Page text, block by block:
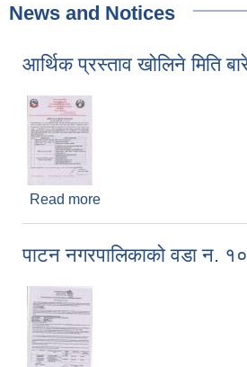
News and Notices
आर्थिक प्रस्ताव खोलिने मिति
Read more
पाटन नगरपालिकाको वडा न.